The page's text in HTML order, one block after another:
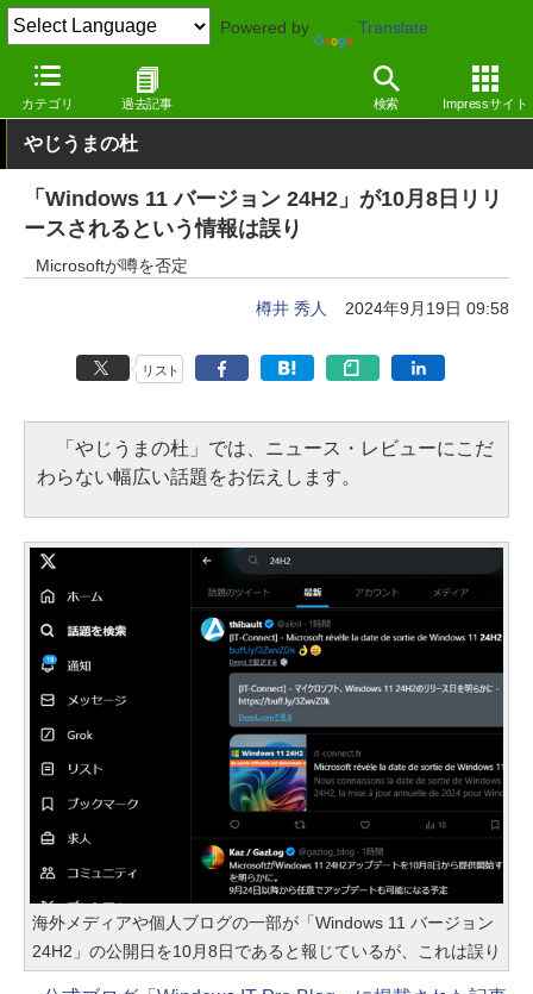
Powered by Translate
カテゴリ 過去記事 検索 Impressサイト
窓の杜 システム・ファイル Windows
やじうまの杜
「Windows 11 バージョン 24H2」が10月8日リリ
ースされるという情報は誤り
Microsoftが噂を否定
樽井 秀人 2024年9月19日 09:58
リスト
「やじうまの杜」では、ニュース・レビューにこだ
わらない幅広い話題をお伝えします。
海外メディアや個人ブログの一部が「Windows 11 バージョン
24H2」の公開日を10月8日であると報じているが、これは誤り